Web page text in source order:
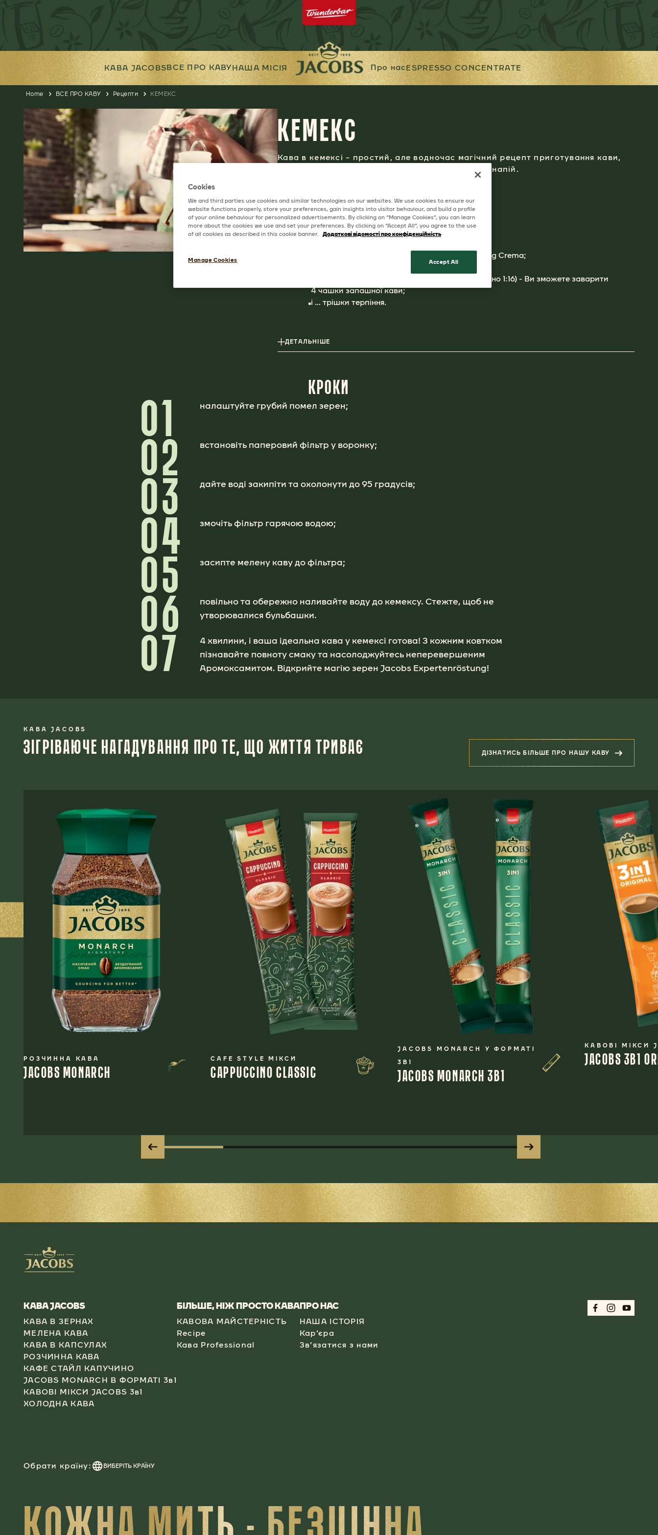
КАВА JACOBSВСЕ ПРО КАВУНАША МІСІЯ Про насESPRESSO CONCENTRATE
Home ВСЕ ПРО КАВУ Рецепти КЕМЕКС
КЕМЕКС
Кава в кемексі – простий, але водночас магічний рецепт приготування кави,
який дозволяє отримати смачний та насичений напій.
ІНГРЕДІЄНТИ
6 столових ложок кави Jacobs Expertenröstung Crema;
Ваш кемекс з паперовим фільтром;
700 мл води (пропорція кави до води приблизно 1:16) - Ви зможете заварити
4 чашки запашної кави;
і … трішки терпіння.
ДЕТАЛЬНІШЕ
КРОКИ
01 налаштуйте грубий помел зерен;
02 встановіть паперовий фільтр у воронку;
03 дайте воді закипіти та охолонути до 95 градусів;
04 змочіть фільтр гарячою водою;
05 засипте мелену каву до фільтра;
06
повільно та обережно наливайте воду до кемексу. Стежте, щоб не
утворювалися бульбашки.
07
4 хвилини, і ваша ідеальна кава у кемексі готова! З кожним ковтком
пізнавайте повноту смаку та насолоджуйтесь неперевершеним
Аромоксамитом. Відкрийте магію зерен Jacobs Expertenröstung!
КАВА JACOBS
ЗІГРІВАЮЧЕ НАГАДУВАННЯ ПРО ТЕ, ЩО ЖИТТЯ ТРИВАЄ ДІЗНАТИСЬ БІЛЬШЕ ПРО НАШУ КАВУ
(ЗІГРІВАЮЧЕ
РОЗЧИННА КАВА
JACOBS MONARCH
CAFE STYLE МІКСИ
CAPPUCCINO CLASSIC
JACOBS MONARCH У ФОРМАТІ
3В1
JACOBS MONARCH 3В1
КАВОВІ МІКСИ
JACOBS 3В1
КАВА JACOBS​
КАВА В ЗЕРНАХ
МЕЛЕНА КАВА
КАВА В КАПСУЛАХ​
РОЗЧИННА КАВА​
КАФЕ СТАЙЛ КАПУЧИНО​
JACOBS MONARCH В ФОРМАТІ 3в1​
КАВОВІ МІКСИ JACOBS 3в1
ХОЛОДНА КАВА​
БІЛЬШЕ, НІЖ ПРОСТО КАВА
КАВОВА МАЙСТЕРНІСТЬ
Recipe
Кава Professional​
​ПРО НАС
НАША ІСТОРІЯ
Кар’єра
Зв’язатися з нами
Обрати країну: ВИБЕРІТЬ КРАЇНУ
Cookies
We and third parties use cookies and similar technologies on our websites. We use cookies to ensure our
website functions properly, store your preferences, gain insights into visitor behaviour, and build a profile
of your online behaviour for personalized advertisements. By clicking on “Manage Cookies”, you can learn
more about the cookies we use and set your preferences. By clicking on “Accept All”, you agree to the use
of all cookies as described in this cookie banner.
Додаткові відомості про конфіденційність
Manage Cookies Accept All